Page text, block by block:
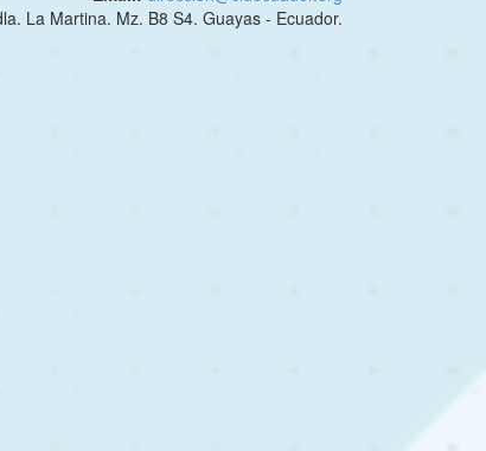
La Martina. Mz. B8 S4. Guayas - Ecuador.